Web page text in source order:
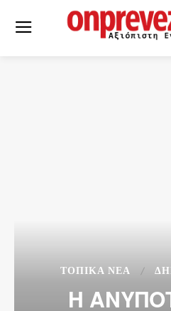
ΤΟΠΙΚΆ ΝΈΑ
Η